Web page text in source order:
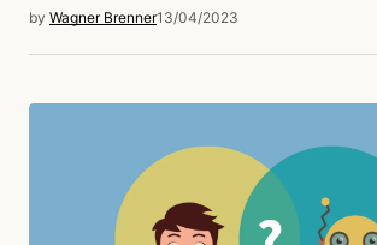
by Wagner Brenner13/04/2023